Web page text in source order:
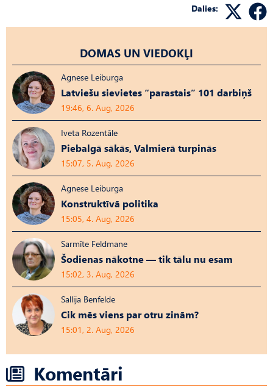
Dalies:
DOMAS UN VIEDOKĻI
Agnese Leiburga
Latviešu sievietes “parastais” 101 darbiņš
19:46, 6. Aug, 2026
Iveta Rozentāle
Piebalgā sākās, Valmierā turpinās
15:07, 5. Aug, 2026
Agnese Leiburga
Konstruktīvā politika
15:05, 4. Aug, 2026
Sarmīte Feldmane
Šodienas nākotne — tik tālu nu esam
15:02, 3. Aug, 2026
Sallija Benfelde
Cik mēs viens par otru zinām?
15:01, 2. Aug, 2026
Komentāri